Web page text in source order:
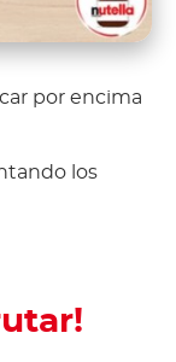
por encima
los